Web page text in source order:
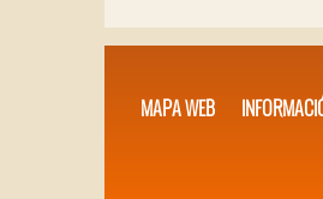
MAPA WEB